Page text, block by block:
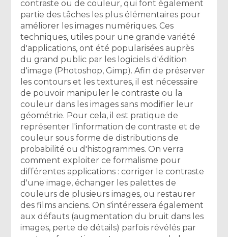
contraste ou de couleur, qui font également
partie des tâches les plus élémentaires pour
améliorer les images numériques. Ces
techniques, utiles pour une grande variété
d'applications, ont été popularisées auprès
du grand public par les logiciels d'édition
d'image (Photoshop, Gimp). Afin de préserver
les contours et les textures, il est nécessaire
de pouvoir manipuler le contraste ou la
couleur dans les images sans modifier leur
géométrie. Pour cela, il est pratique de
représenter l'information de contraste et de
couleur sous forme de distributions de
probabilité ou d'histogrammes. On verra
comment exploiter ce formalisme pour
différentes applications : corriger le contraste
d'une image, échanger les palettes de
couleurs de plusieurs images, ou restaurer
des films anciens. On s'intéressera également
aux défauts (augmentation du bruit dans les
images, perte de détails) parfois révélés par